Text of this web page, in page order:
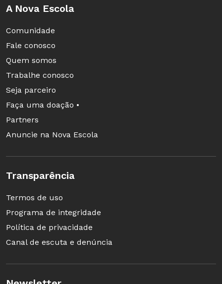
A Nova Escola
Comunidade
Fale conosco
Quem somos
Trabalhe conosco
Seja parceiro
Faça uma doação •
Partners
Anuncie na Nova Escola
Transparência
Termos de uso
Programa de integridade
Política de privacidade
Canal de escuta e denúncia